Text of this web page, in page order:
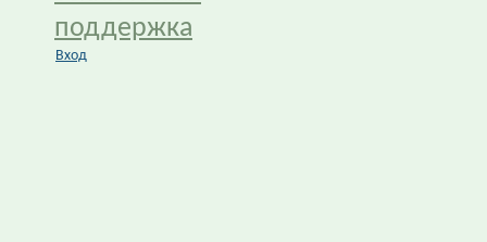
поддержка
Вход